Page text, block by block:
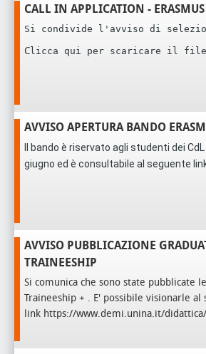
CALL IN APPLICATION -
Si condivide l'avviso di selezione
C licca qui per scaricare il
AVVISO APERTURA BANDO
Il bando è riservato agli studenti dei
giugno ed è consultabile al seguente
AVVISO PUBBLICAZIONE
TRAINEESHIP
Si comunica che sono state pubblicate
Traineeship + . E' possibile visionarle al
link https://www.demi.unina.it/